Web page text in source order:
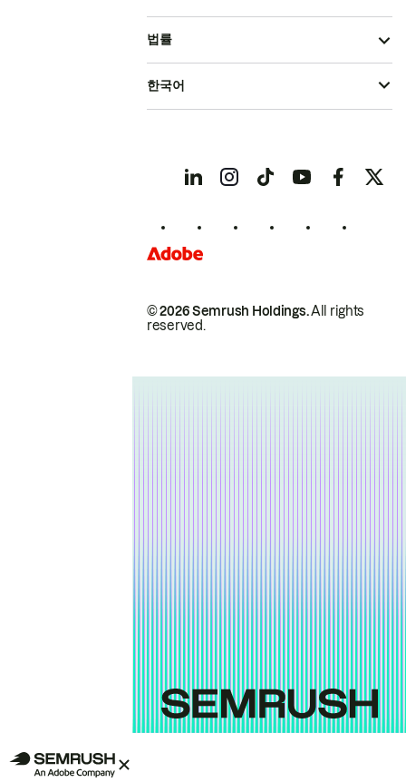
© 2026 Semrush Holdings.All rights
reserved.
법률
한국어